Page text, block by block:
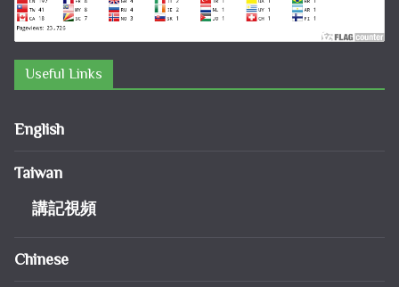
Useful Links
English
Taiwan
講記視頻
Chinese